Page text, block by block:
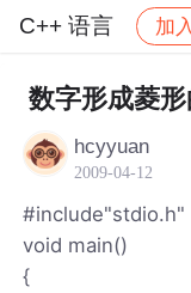
C++ 语言 加入
社区 C++ 语言
数字形成菱
hcyyuan
2009-04-12
#include"stdio.h"
void main()
{